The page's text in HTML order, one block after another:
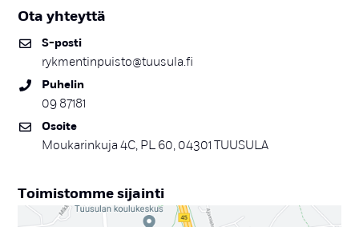
Ota yh­teyt­tä
S-pos­ti
rykmentinpuisto@tuusula.fi
Pu­he­lin
09 87181
Osoi­te
Moukarinkuja 4C, PL 60, 04301 TUUSULA
Toi­mis­tom­me si­jain­ti